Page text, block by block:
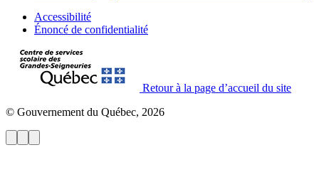
Accessibilité
Énoncé de confidentialité
Retour à la page d’accueil du site
© Gouvernement du Québec, 2026